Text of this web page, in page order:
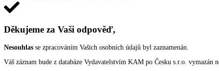
Děkujeme za Vaši odpověď,
Nesouhlas se zpracováním Vašich osobních údajů byl zaznamenán.
Váš záznam bude z databáze Vydavatelstvím KAM po Česku s.r.o. vymazán